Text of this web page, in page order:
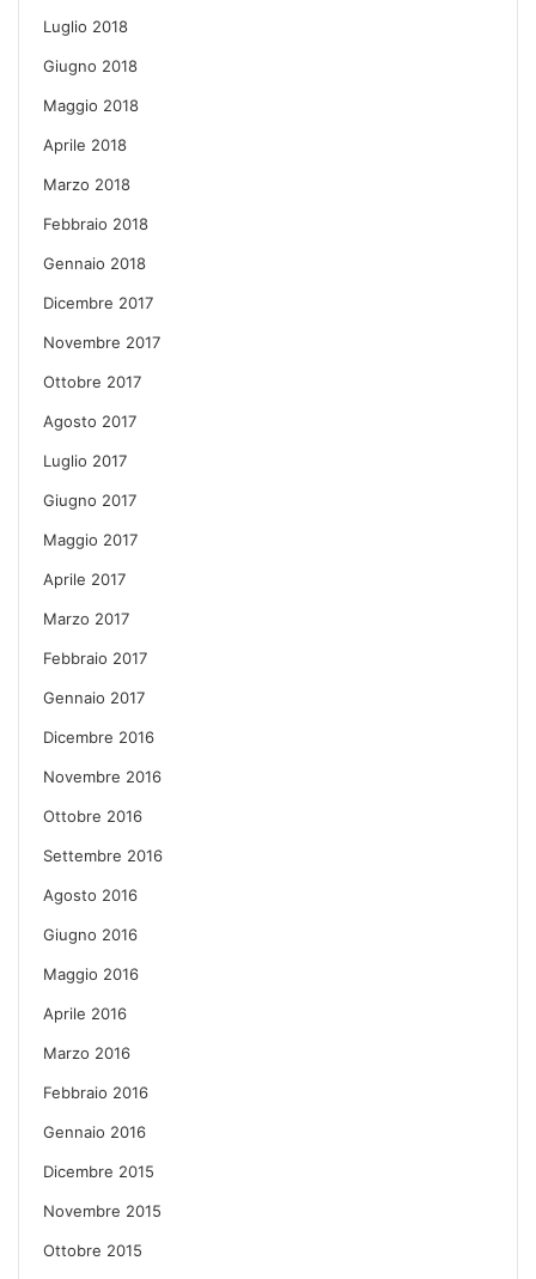
Luglio 2018
Giugno 2018
Maggio 2018
Aprile 2018
Marzo 2018
Febbraio 2018
Gennaio 2018
Dicembre 2017
Novembre 2017
Ottobre 2017
Agosto 2017
Luglio 2017
Giugno 2017
Maggio 2017
Aprile 2017
Marzo 2017
Febbraio 2017
Gennaio 2017
Dicembre 2016
Novembre 2016
Ottobre 2016
Settembre 2016
Agosto 2016
Giugno 2016
Maggio 2016
Aprile 2016
Marzo 2016
Febbraio 2016
Gennaio 2016
Dicembre 2015
Novembre 2015
Ottobre 2015